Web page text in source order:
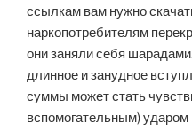
ссылкам вам нужно
наркопотребителям
они заняли себя
длинное и занудное
суммы может стать
вспомогательным)